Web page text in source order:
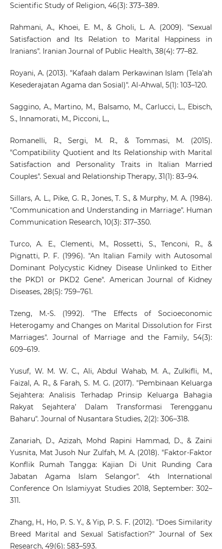
Scientific Study of Religion, 46(3): 373–389.
Rahmani, A., Khoei, E. M., & Gholi, L. A. (2009). "Sexual
Satisfaction and Its Relation to Marital Happiness in
Iranians". Iranian Journal of Public Health, 38(4): 77–82.
Royani, A. (2013). "Kafaah dalam Perkawinan Islam (Tela’ah
Kesederajatan Agama dan Sosial)". Al-Ahwal, 5(1): 103–120.
Saggino, A., Martino, M., Balsamo, M., Carlucci, L., Ebisch,
S., Innamorati, M., Picconi, L.,
Romanelli, R., Sergi, M. R., & Tommasi, M. (2015).
"Compatibility Quotient and Its Relationship with Marital
Satisfaction and Personality Traits in Italian Married
Couples". Sexual and Relationship Therapy, 31(1): 83–94.
Sillars, A. L., Pike, G. R., Jones, T. S., & Murphy, M. A. (1984).
"Communication and Understanding in Marriage". Human
Communication Research, 10(3): 317–350.
Turco, A. E., Clementi, M., Rossetti, S., Tenconi, R., &
Pignatti, P. F. (1996). "An Italian Family with Autosomal
Dominant Polycystic Kidney Disease Unlinked to Either
the PKD1 or PKD2 Gene". American Journal of Kidney
Diseases, 28(5): 759–761.
Tzeng, M.-S. (1992). "The Effects of Socioeconomic
Heterogamy and Changes on Marital Dissolution for First
Marriages". Journal of Marriage and the Family, 54(3):
609–619.
Yusuf, W. M. W. C., Ali, Abdul Wahab, M. A., Zulkifli, M.,
Faizal, A. R., & Farah, S. M. G. (2017). "Pembinaan Keluarga
Sejahtera: Analisis Terhadap Prinsip Keluarga Bahagia
Rakyat Sejahtera’ Dalam Transformasi Terengganu
Baharu". Journal of Nusantara Studies, 2(2): 306–318.
Zanariah, D., Azizah, Mohd Rapini Hammad, D., & Zaini
Yusnita, Mat Jusoh Nur Zulfah, M. A. (2018). "Faktor-Faktor
Konflik Rumah Tangga: Kajian Di Unit Runding Cara
Jabatan Agama Islam Selangor". 4th International
Conference On Islamiyyat Studies 2018, September: 302–
311.
Zhang, H., Ho, P. S. Y., & Yip, P. S. F. (2012). "Does Similarity
Breed Marital and Sexual Satisfaction?" Journal of Sex
Research, 49(6): 583–593.